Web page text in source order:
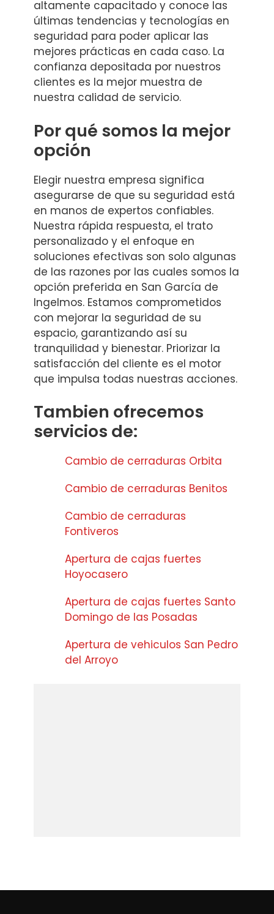
altamente capacitado y conoce las
últimas tendencias y tecnologías en
seguridad para poder aplicar las
mejores prácticas en cada caso. La
confianza depositada por nuestros
clientes es la mejor muestra de
nuestra calidad de servicio.
Por qué somos la mejor
opción
Elegir nuestra empresa significa
asegurarse de que su seguridad está
en manos de expertos confiables.
Nuestra rápida respuesta, el trato
personalizado y el enfoque en
soluciones efectivas son solo algunas
de las razones por las cuales somos la
opción preferida en San García de
Ingelmos. Estamos comprometidos
con mejorar la seguridad de su
espacio, garantizando así su
tranquilidad y bienestar. Priorizar la
satisfacción del cliente es el motor
que impulsa todas nuestras acciones.
Tambien ofrecemos
servicios de:
Cambio de cerraduras Orbita
Cambio de cerraduras Benitos
Cambio de cerraduras
Fontiveros
Apertura de cajas fuertes
Hoyocasero
Apertura de cajas fuertes Santo
Domingo de las Posadas
Apertura de vehiculos San Pedro
del Arroyo